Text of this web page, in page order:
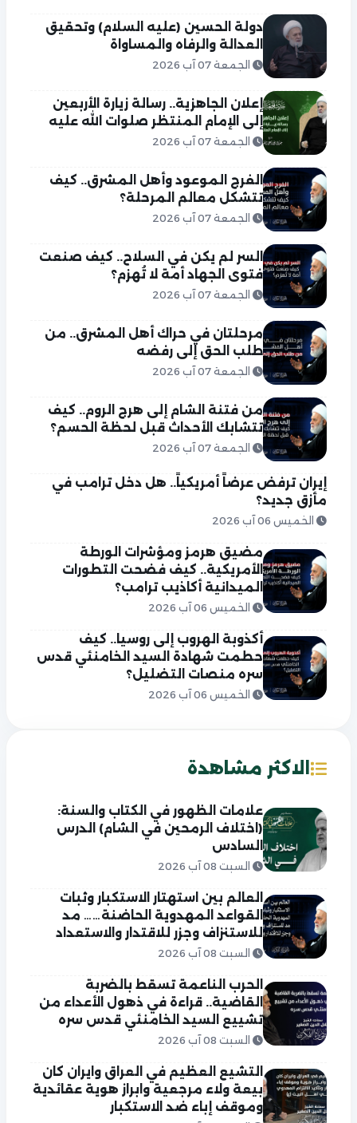
دولة الحسين (عليه السلام) وتحقيق
العدالة والرفاه والمساواة
الجمعة 07 آب 2026
إعلان الجاهزية.. رسالة زيارة الأربعين
إلى الإمام المنتظر صلوات الله عليه
الجمعة 07 آب 2026
الفرج الموعود وأهل المشرق.. كيف
تتشكل معالم المرحلة؟
الجمعة 07 آب 2026
السر لم يكن في السلاح.. كيف صنعت
فتوى الجهاد أمة لا تُهزم؟
الجمعة 07 آب 2026
مرحلتان في حراك أهل المشرق.. من
طلب الحق إلى رفضه
الجمعة 07 آب 2026
من فتنة الشام إلى هرج الروم.. كيف
تتشابك الأحداث قبل لحظة الحسم؟
الجمعة 07 آب 2026
إيران ترفض عرضاً أمريكياً.. هل دخل ترامب في
مأزق جديد؟
الخميس 06 آب 2026
مضيق هرمز ومؤشرات الورطة
الأمريكية.. كيف فضحت التطورات
الميدانية أكاذيب ترامب؟
الخميس 06 آب 2026
أكذوبة الهروب إلى روسيا.. كيف
حطمت شهادة السيد الخامنئي قدس
سره منصات التضليل؟
الخميس 06 آب 2026
الاكثر مشاهدة
علامات الظهور في الكتاب والسنة:
(اختلاف الرمحين في الشام) الدرس
السادس
السبت 08 آب 2026
العالم بين استهتار الاستكبار وثبات
القواعد المهدوية الحاضنة…… مد
للاستنزاف وجزر للاقتدار والاستعداد
السبت 08 آب 2026
الحرب الناعمة تسقط بالضربة
القاضية.. قراءة في ذهول الأعداء من
تشييع السيد الخامنئي قدس سره
السبت 08 آب 2026
التشيع العظيم في العراق وايران كان
بيعة ولاء مرجعية وابراز هوية عقائدية
وموقف إباء ضد الاستكبار